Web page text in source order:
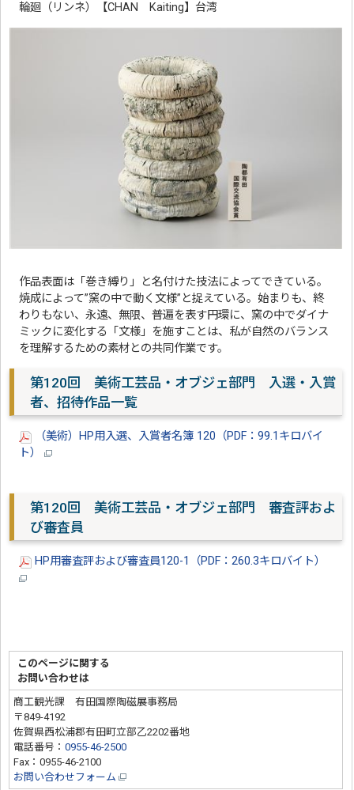
輪廻（リンネ）【CHAN Kaiting】台湾
作品表面は「巻き縛り」と名付けた技法によってできている。
焼成によって”窯の中で動く文様”と捉えている。始まりも、終
わりもない、永遠、無限、普遍を表す円環に、窯の中でダイナ
ミックに変化する「文様」を施すことは、私が自然のバランス
を理解するための素材との共同作業です。
第120回 美術工芸品・オブジェ部門 入選・入賞
者、招待作品一覧
（美術）HP用入選、入賞者名簿 120（PDF：99.1キロバイ
ト）
第120回 美術工芸品・オブジェ部門 審査評およ
び審査員
HP用審査評および審査員120-1（PDF：260.3キロバイト）
このページに関する
お問い合わせは
商工観光課 有田国際陶磁展事務局
〒849-4192
佐賀県西松浦郡有田町立部乙2202番地
電話番号：0955-46-2500
Fax：0955-46-2100
お問い合わせフォーム